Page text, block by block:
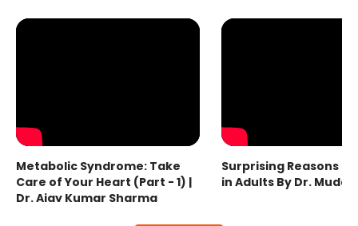
Metabolic Syndrome: Take
Care of Your Heart (Part - 1) |
Dr. Ajay Kumar Sharma
Surprising Reasons
in Adults By Dr.